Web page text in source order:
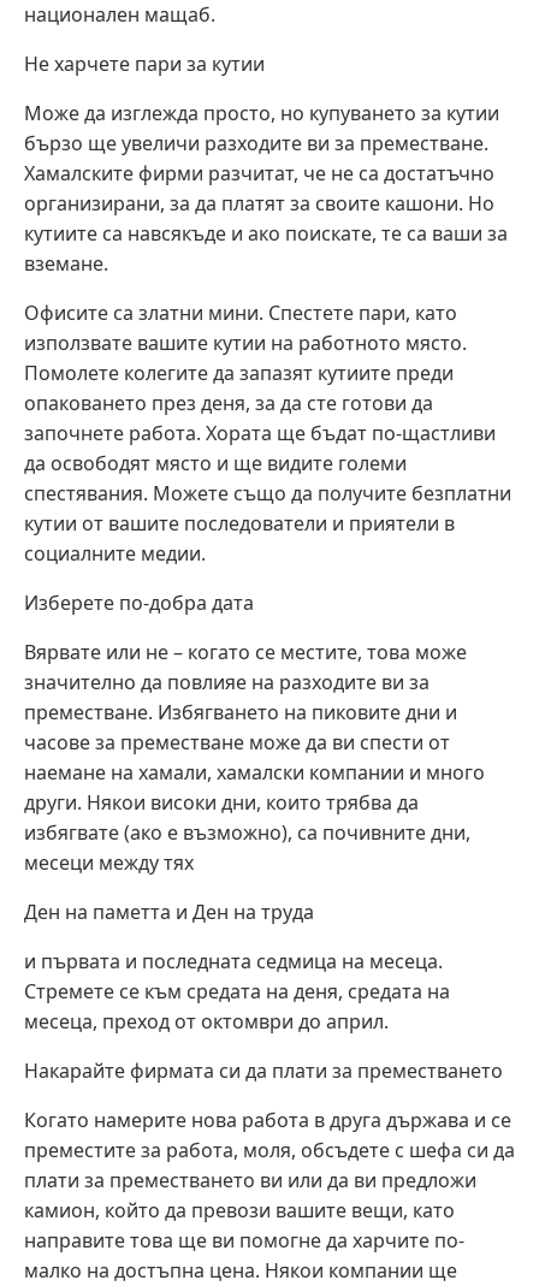
национален мащаб.
Не харчете пари за кутии
Може да изглежда просто, но купуването за кутии
бързо ще увеличи разходите ви за преместване.
Хамалските фирми разчитат, че не са достатъчно
организирани, за да платят за своите кашони. Но
кутиите са навсякъде и ако поискате, те са ваши за
вземане.
Офисите са златни мини. Спестете пари, като
използвате вашите кутии на работното място.
Помолете колегите да запазят кутиите преди
опаковането през деня, за да сте готови да
започнете работа. Хората ще бъдат по-щастливи
да освободят място и ще видите големи
спестявания. Можете също да получите безплатни
кутии от вашите последователи и приятели в
социалните медии.
Изберете по-добра дата
Вярвате или не – когато се местите, това може
значително да повлияе на разходите ви за
преместване. Избягването на пиковите дни и
часове за преместване може да ви спести от
наемане на хамали, хамалски компании и много
други. Някои високи дни, които трябва да
избягвате (ако е възможно), са почивните дни,
месеци между тях
Ден на паметта и Ден на труда
и първата и последната седмица на месеца.
Стремете се към средата на деня, средата на
месеца, преход от октомври до април.
Накарайте фирмата си да плати за преместването
Когато намерите нова работа в друга държава и се
преместите за работа, моля, обсъдете с шефа си да
плати за преместването ви или да ви предложи
камион, който да превози вашите вещи, като
направите това ще ви помогне да харчите по-
малко на достъпна цена. Някои компании ще